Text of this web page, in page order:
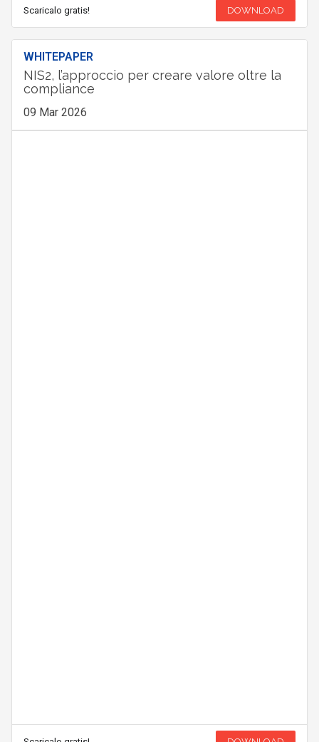
Scaricalo gratis! DOWNLOAD
WHITEPAPER
NIS2, l’approccio per creare valore oltre la
compliance
09 Mar 2026